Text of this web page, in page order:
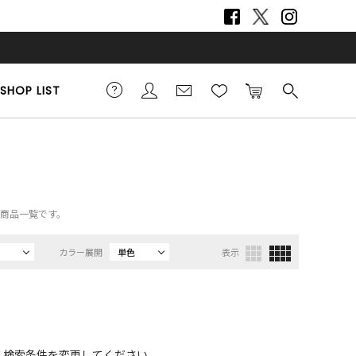
SHOP LIST
品一覧です。
カラー展開 単色 表示